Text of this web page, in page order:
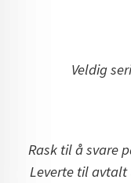
Veldig
Rask til å svare
Leverte til avtalt